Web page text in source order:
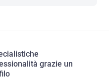
grazie un